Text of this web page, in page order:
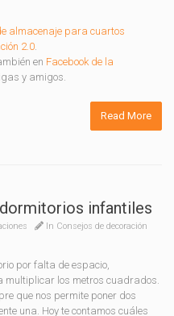
almacenaje para cuartos
2.0.
en Facebook de la
y amigos.
Read More
infantiles
In Consejos de decoración
por falta de espacio,
multiplicar los metros cuadrados.
que nos permite poner dos
una. Hoy te contamos cuáles